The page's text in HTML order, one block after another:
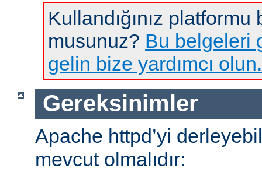
Kullandığınız
musunuz? Bu belgeleri
gelin bize yardımcı olun.
Gereksinimler
Apache httpd’yi
mevcut olmalıdır: